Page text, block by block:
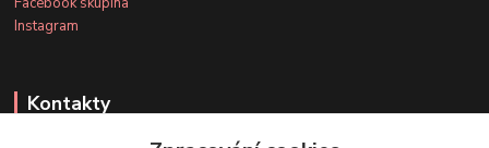
Instagram
Kontakty